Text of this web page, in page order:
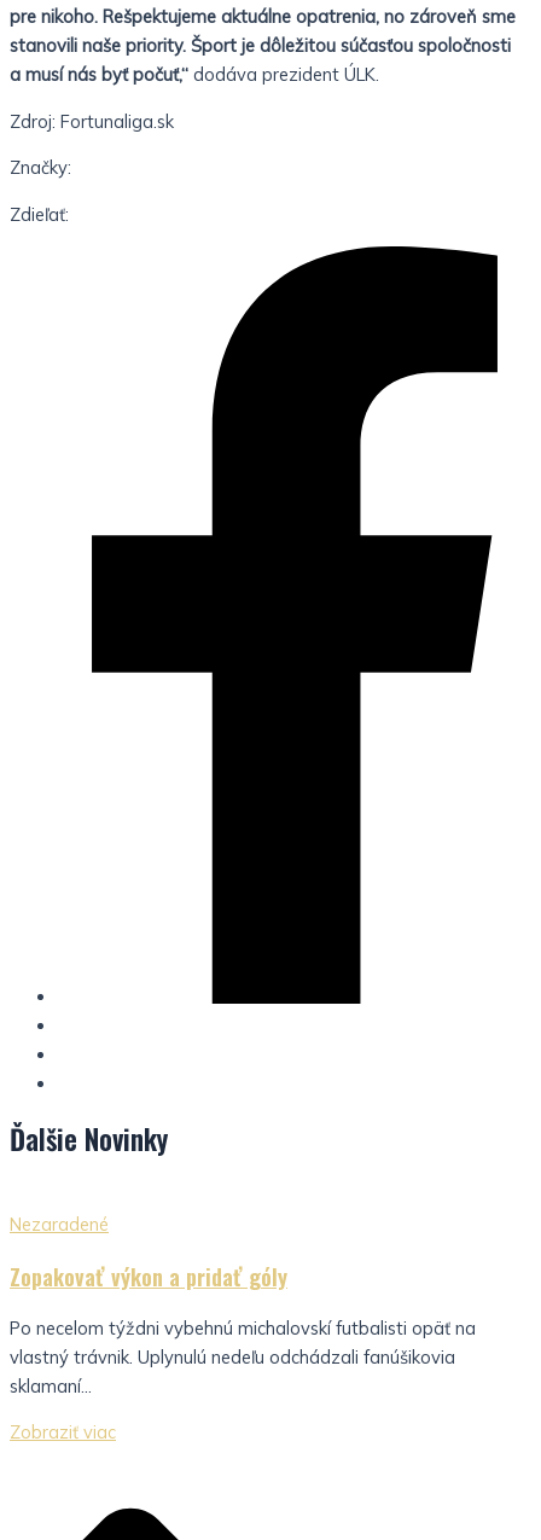
pre nikoho. Rešpektujeme aktuálne opatrenia, no zároveň sme
stanovili naše priority. Šport je dôležitou súčasťou spoločnosti
a musí nás byť počuť,“ dodáva prezident ÚLK.
Zdroj: Fortunaliga.sk
Značky:
Zdieľať:
Ďalšie Novinky
Nezaradené
Zopakovať výkon a pridať góly
Po necelom týždni vybehnú michalovskí futbalisti opäť na
vlastný trávnik. Uplynulú nedeľu odchádzali fanúšikovia
sklamaní...
Zobraziť viac